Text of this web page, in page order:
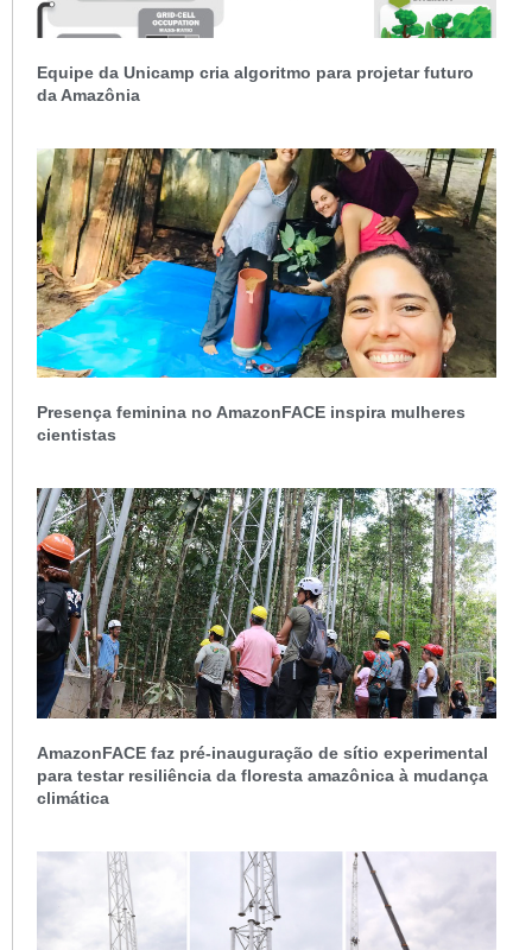
Equipe da Unicamp cria algoritmo para projetar futuro
da Amazônia
Presença feminina no AmazonFACE inspira mulheres
cientistas
AmazonFACE faz pré-inauguração de sítio experimental
para testar resiliência da floresta amazônica à mudança
climática